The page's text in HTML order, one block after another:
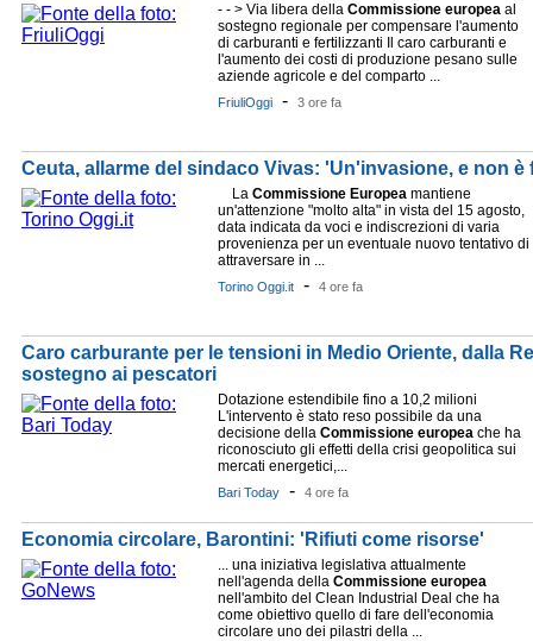
- - > Via libera della Commissione europea al
sostegno regionale per compensare l'aumento
di carburanti e fertilizzanti Il caro carburanti e
l'aumento dei costi di produzione pesano sulle
aziende agricole e del comparto ...
FriuliOggi - 3 ore fa
Ceuta, allarme del sindaco Vivas: 'Un'invasione, e non è
La Commissione Europea mantiene
un'attenzione "molto alta" in vista del 15 agosto,
data indicata da voci e indiscrezioni di varia
provenienza per un eventuale nuovo tentativo di
attraversare in ...
Torino Oggi.it - 4 ore fa
Caro carburante per le tensioni in Medio Oriente, dalla
sostegno ai pescatori
Dotazione estendibile fino a 10,2 milioni
L'intervento è stato reso possibile da una
decisione della Commissione europea che ha
riconosciuto gli effetti della crisi geopolitica sui
mercati energetici,...
Bari Today - 4 ore fa
Economia circolare, Barontini: 'Rifiuti come risorse'
... una iniziativa legislativa attualmente
nell'agenda della Commissione europea
nell'ambito del Clean Industrial Deal che ha
come obiettivo quello di fare dell'economia
circolare uno dei pilastri della ...